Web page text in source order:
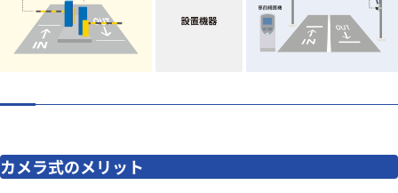
カメラ式のメリット